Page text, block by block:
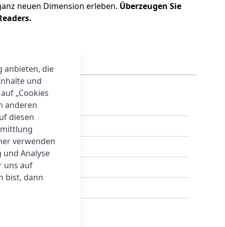
neuen Dimension erleben. Überzeugen Sie
1x Dokumente
anbieten, die
und
„Cookies
anderen
diesen
verwenden
und Analyse
uns auf
bist, dann